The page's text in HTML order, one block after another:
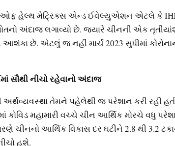
ઓફ હેલ્થ મેટ્રિક્સ એન્ડ ઈવેલ્યુએશન એટલે કે
અંદાજ લગાવ્યો છે. જ્યારે ચીનની એક
આશંકા છે. એટલું જ નહીં માર્ચ 2023 સુધીમાં
સૌથી નીચો રહેવાનો અંદાજ
તેમને પહેલેથી જ પરેશાન કરી રહી
કોવિડ મહામારી વચ્ચે ચીન આર્થિક મોરચે વધુ
ચીનનો આર્થિક વિકાસ દર ઘટીને 2.8 થી 3.2
હશે.